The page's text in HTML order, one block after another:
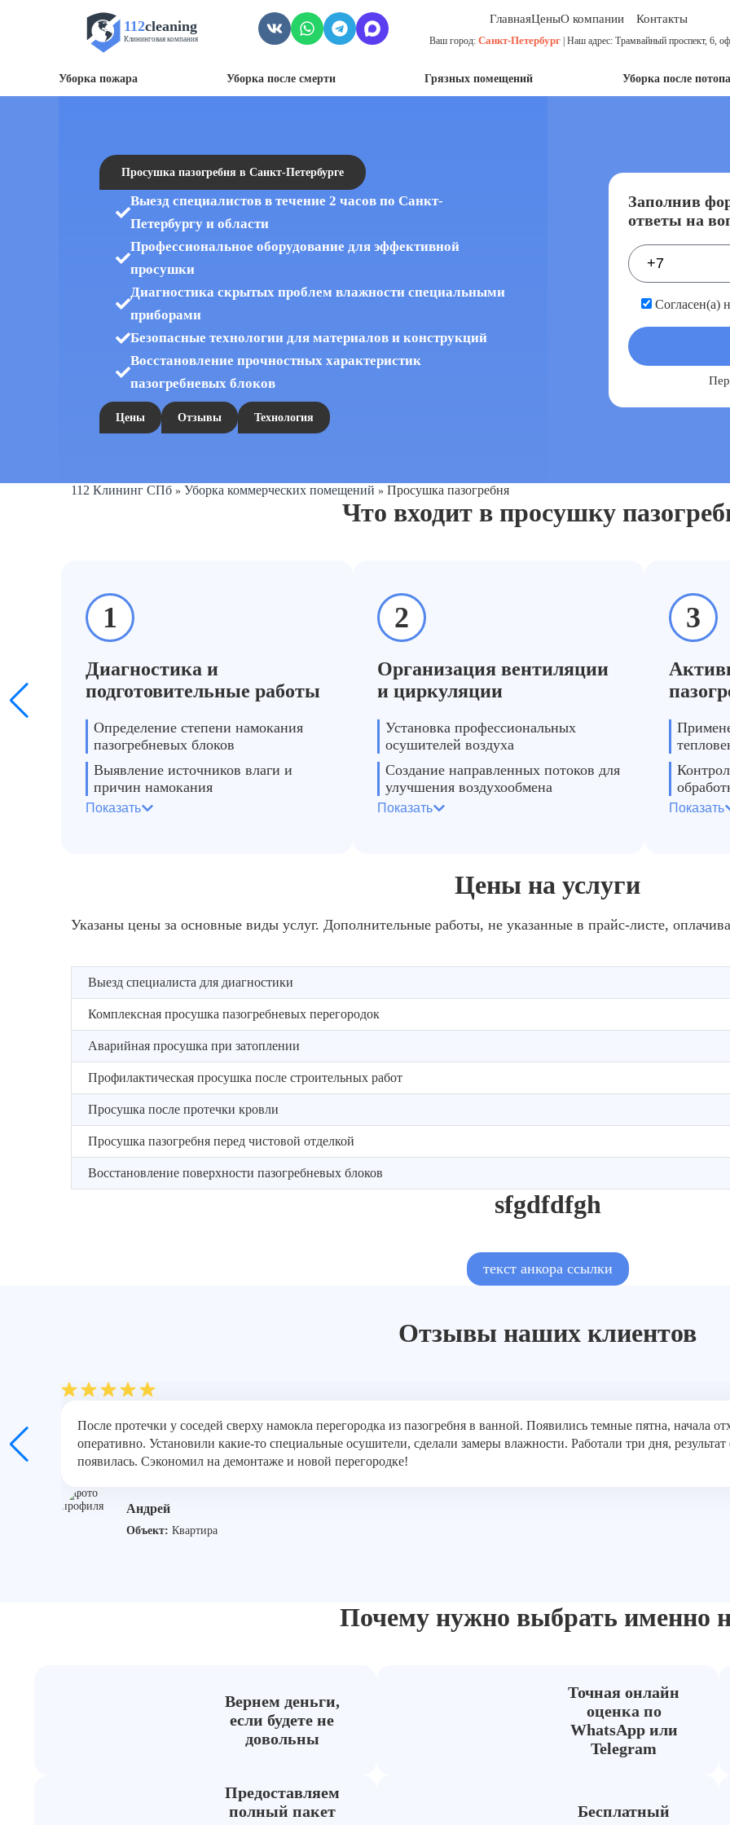
112cleaning
Клининговая компания
ГлавнаяЦеныО компании Контакты
Ваш город: Санкт-Петербург | Наш адрес: Трамвайный проспект, 6,
Уборка пожара Уборка после смерти Грязных помещений Уборка после потопа
Просушка пазогребня в Санкт-Петербурге
Выезд специалистов в течение 2 часов по Санкт-
Петербургу и области
Профессиональное оборудование для эффективной
просушки
Диагностика скрытых проблем влажности специальными
приборами
Безопасные технологии для материалов и конструкций
Восстановление прочностных характеристик
пазогребневых блоков
Цены Отзывы Технология
Заполнив
ответы на
Согласен(а)
112 Клининг СПб » Уборка коммерческих помещений » Просушка пазогребня
Что входит в просушку
1
Диагностика и
подготовительные работы
Определение степени намокания
пазогребневых блоков
Выявление источников влаги и
причин намокания
Оценка рисков развития грибка и
Показать
2
Организация вентиляции
и циркуляции
Установка профессиональных
осушителей воздуха
Создание направленных потоков для
улучшения воздухообмена
Монтаж временных
Показать
3
Показать
Цены на услуги
Указаны цены за основные виды услуг. Дополнительные работы, не указанные в прайс-листе,
Выезд специалиста для диагностики
Комплексная просушка пазогребневых перегородок
Аварийная просушка при затоплении
Профилактическая просушка после строительных работ
Просушка после протечки кровли
Просушка пазогребня перед чистовой отделкой
Восстановление поверхности пазогребневых блоков
sfgdfdfgh
текст анкора ссылки
Отзывы наших клиентов
После протечки у соседей сверху намокла перегородка из пазогребня в ванной. Появились темные пятна, начала
оперативно. Установили какие-то специальные осушители, сделали замеры влажности. Работали три дня,
появилась. Сэкономил на демонтаже и новой перегородке!
Андрей
Объект: Квартира
Почему нужно выбрать именно
Вернем деньги,
если будете не
довольны
Точная онлайн
оценка по
WhatsApp или
Telegram
Предоставляем
полный пакет
Бесплатный